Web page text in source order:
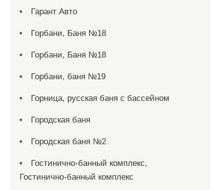
Гарант Авто
Горбани, Баня №18
Горбани, Баня №18
Горбани, баня №19
Горница, русская баня с бассейном
Городская баня
Городская баня №2
Гостинично-банный комплекс,
Гостинично-банный комплекс